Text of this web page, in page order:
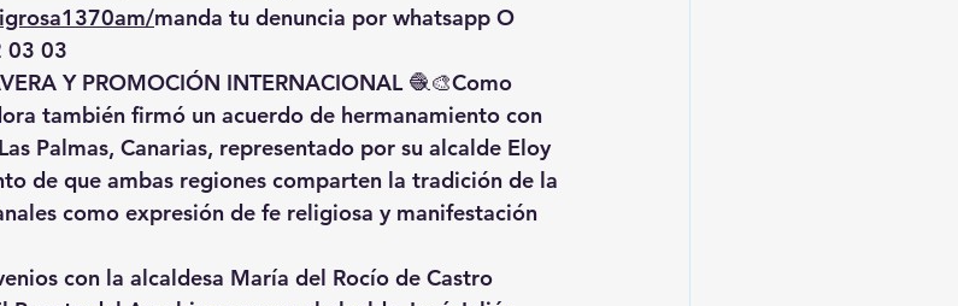
manda tu denuncia por whatsapp O
03 03
Y PROMOCIÓN INTERNACIONAL 🧶🎨Como
también firmó un acuerdo de hermanamiento con
Palmas, Canarias, representado por su alcalde Eloy
de que ambas regiones comparten la tradición de la
como expresión de fe religiosa y manifestación
con la alcaldesa María del Rocío de Castro